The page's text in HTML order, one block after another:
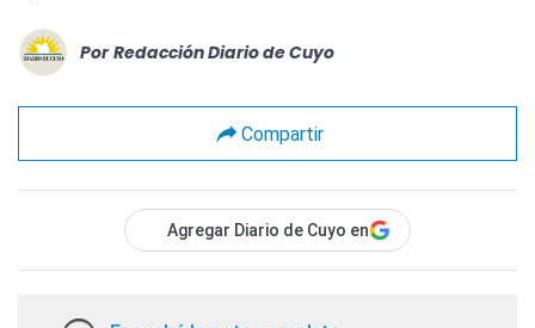
Por Redacción Diario de Cuyo
Compartir
Agregar Diario de Cuyo en